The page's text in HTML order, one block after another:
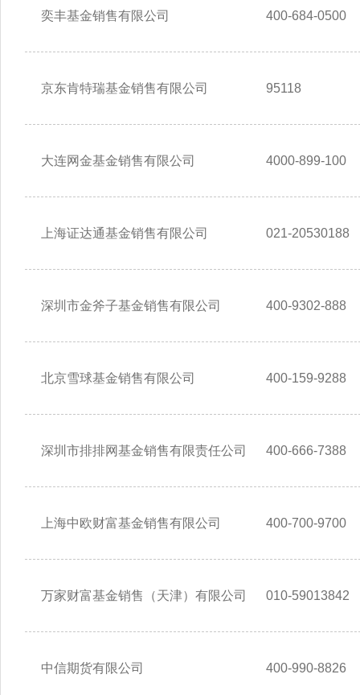
奕丰基金销售有限公司 400-684-0500
京东肯特瑞基金销售有限公司 95118
大连网金基金销售有限公司 4000-899-100
上海证达通基金销售有限公司 021-20530188
深圳市金斧子基金销售有限公司 400-9302-888
北京雪球基金销售有限公司 400-159-9288
深圳市排排网基金销售有限责任公司 400-666-7388
上海中欧财富基金销售有限公司 400-700-9700
万家财富基金销售（天津）有限公司 010-59013842
中信期货有限公司 400-990-8826